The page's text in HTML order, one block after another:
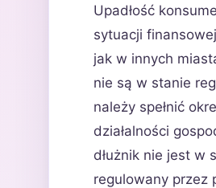
Upadłość
sytuacji
jak w innych
nie są w stanie
należy spełnić
działalności
dłużnik nie jest w
regulowany przez